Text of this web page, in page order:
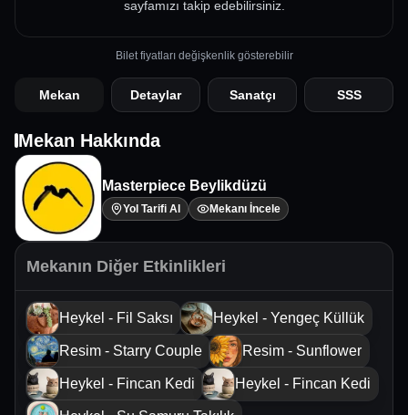
sayfamızı takip edebilirsiniz.
Bilet fiyatları değişkenlik gösterebilir
Mekan Detaylar Sanatçı SSS
Mekan Hakkında
Masterpiece Beylikdüzü
Yol Tarifi Al Mekanı İncele
Mekanın Diğer Etkinlikleri
Heykel - Fil Saksı Heykel - Yengeç Küllük
Resim - Starry Couple Resim - Sunflower
Heykel - Fincan Kedi Heykel - Fincan Kedi